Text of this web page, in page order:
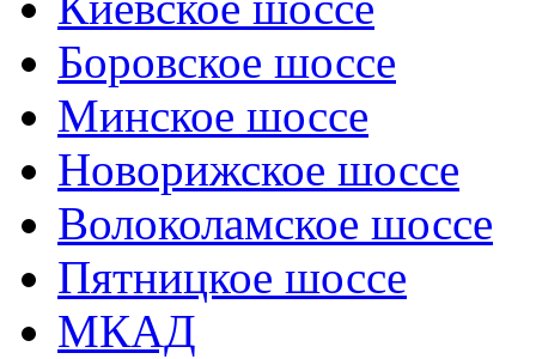
Боровское шоссе
Минское шоссе
Новорижское шоссе
Волоколамское шоссе
Пятницкое шоссе
МКАД